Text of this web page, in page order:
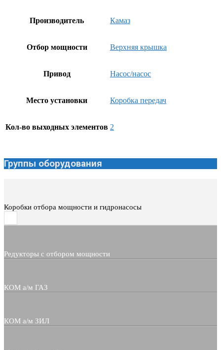
Производитель Камаз
Отбор мощности Верхняя крышка
Привод Насос/насос
Место установки Коробка передач
Кол-во выходных элементов 2
Группы оборудования
Коробки отбора мощности и гидронасосы
Редукторы с отбором мощности
КОМ а/м ГАЗ
КОМ а/м ЗИЛ